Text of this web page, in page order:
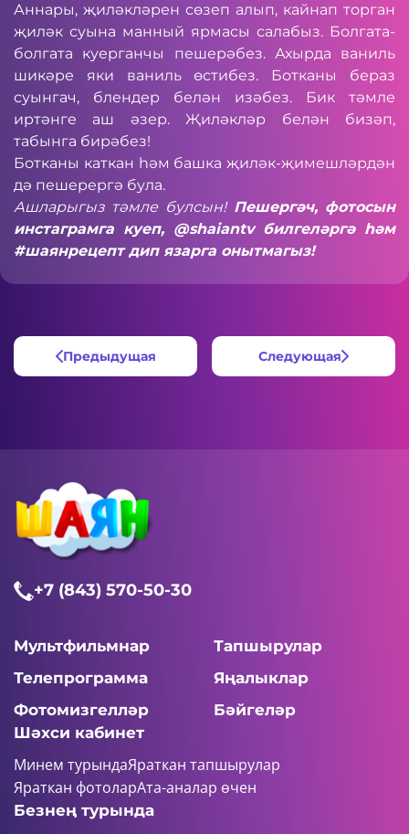
Аннары, җиләкләрен сөзеп алып, кайнап торган
җиләк суына манный ярмасы салабыз. Болгата-
болгата куерганчы пешерәбез. Ахырда ваниль
шикәре яки ваниль өстибез. Ботканы бераз
суынгач, блендер белән изәбез. Бик тәмле
иртәнге аш әзер. Җиләкләр белән бизәп,
табынга бирәбез!
Ботканы каткан һәм башка җиләк-җимешләрдән
дә пешерергә була.
Ашларыгыз тәмле булсын!Пешергәч, фотосын
инстаграмга куеп, @shaiantv билгеләргә һәм
#шаянрецепт дип язарга онытмагыз!
Предыдущая Следующая
+7 (843) 570-50-30
Мультфильмнар
Тапшырулар
Телепрограмма
Яңалыклар
Фотомизгелләр
Бәйгеләр
Шәхси кабинет
Минем турындаЯраткан тапшырулар
Яраткан фотоларАта-аналар өчен
Безнең турында